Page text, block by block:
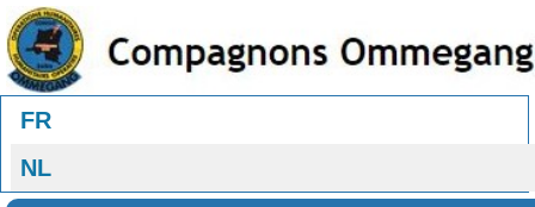
Selecteer uw taal
FR
NL